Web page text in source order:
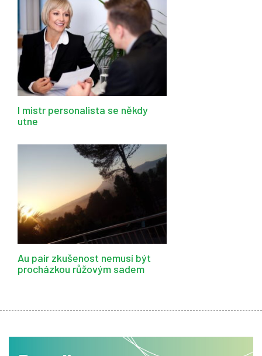
I mistr personalista se někdy
utne
Au pair zkušenost nemusí být
procházkou růžovým sadem